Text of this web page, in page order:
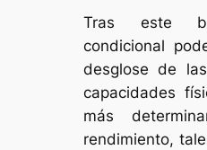
Tras este
condicional
desglose de
capacidades
más
rendimiento,